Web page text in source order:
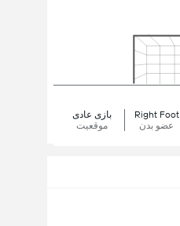
بازی عادی
موقعیت
Right Foot
عضو بدن